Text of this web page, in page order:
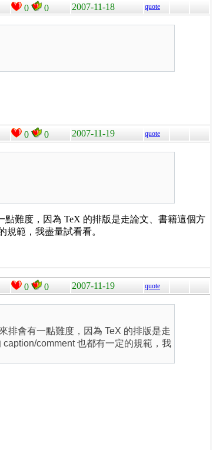
0 0 2007-11-18 quote
0 0 2007-11-19 quote
難度，因為 TeX 的排版是走論文、書籍這個方
規範，我盡量試看看。
0 0 2007-11-19 quote
排會有一點難度，因為 TeX 的排版是走
comment 也都有一定的規範，我